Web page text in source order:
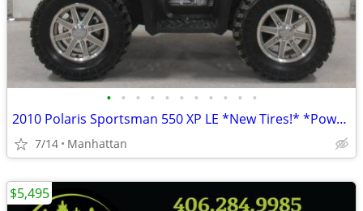
• • • • • • • • • • •
2010 Polaris Sportsman 550 XP LE *New Tires!* *Power Steering*
7/14 Manhattan
$5,495